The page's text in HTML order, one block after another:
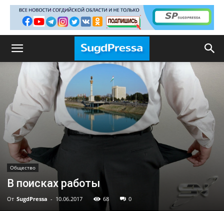
Общество
В поисках работы
От SugdPressa - 10.06.2017 68 0